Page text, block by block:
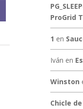
ProGrid
1 en
Iván en
Winston
Chicle